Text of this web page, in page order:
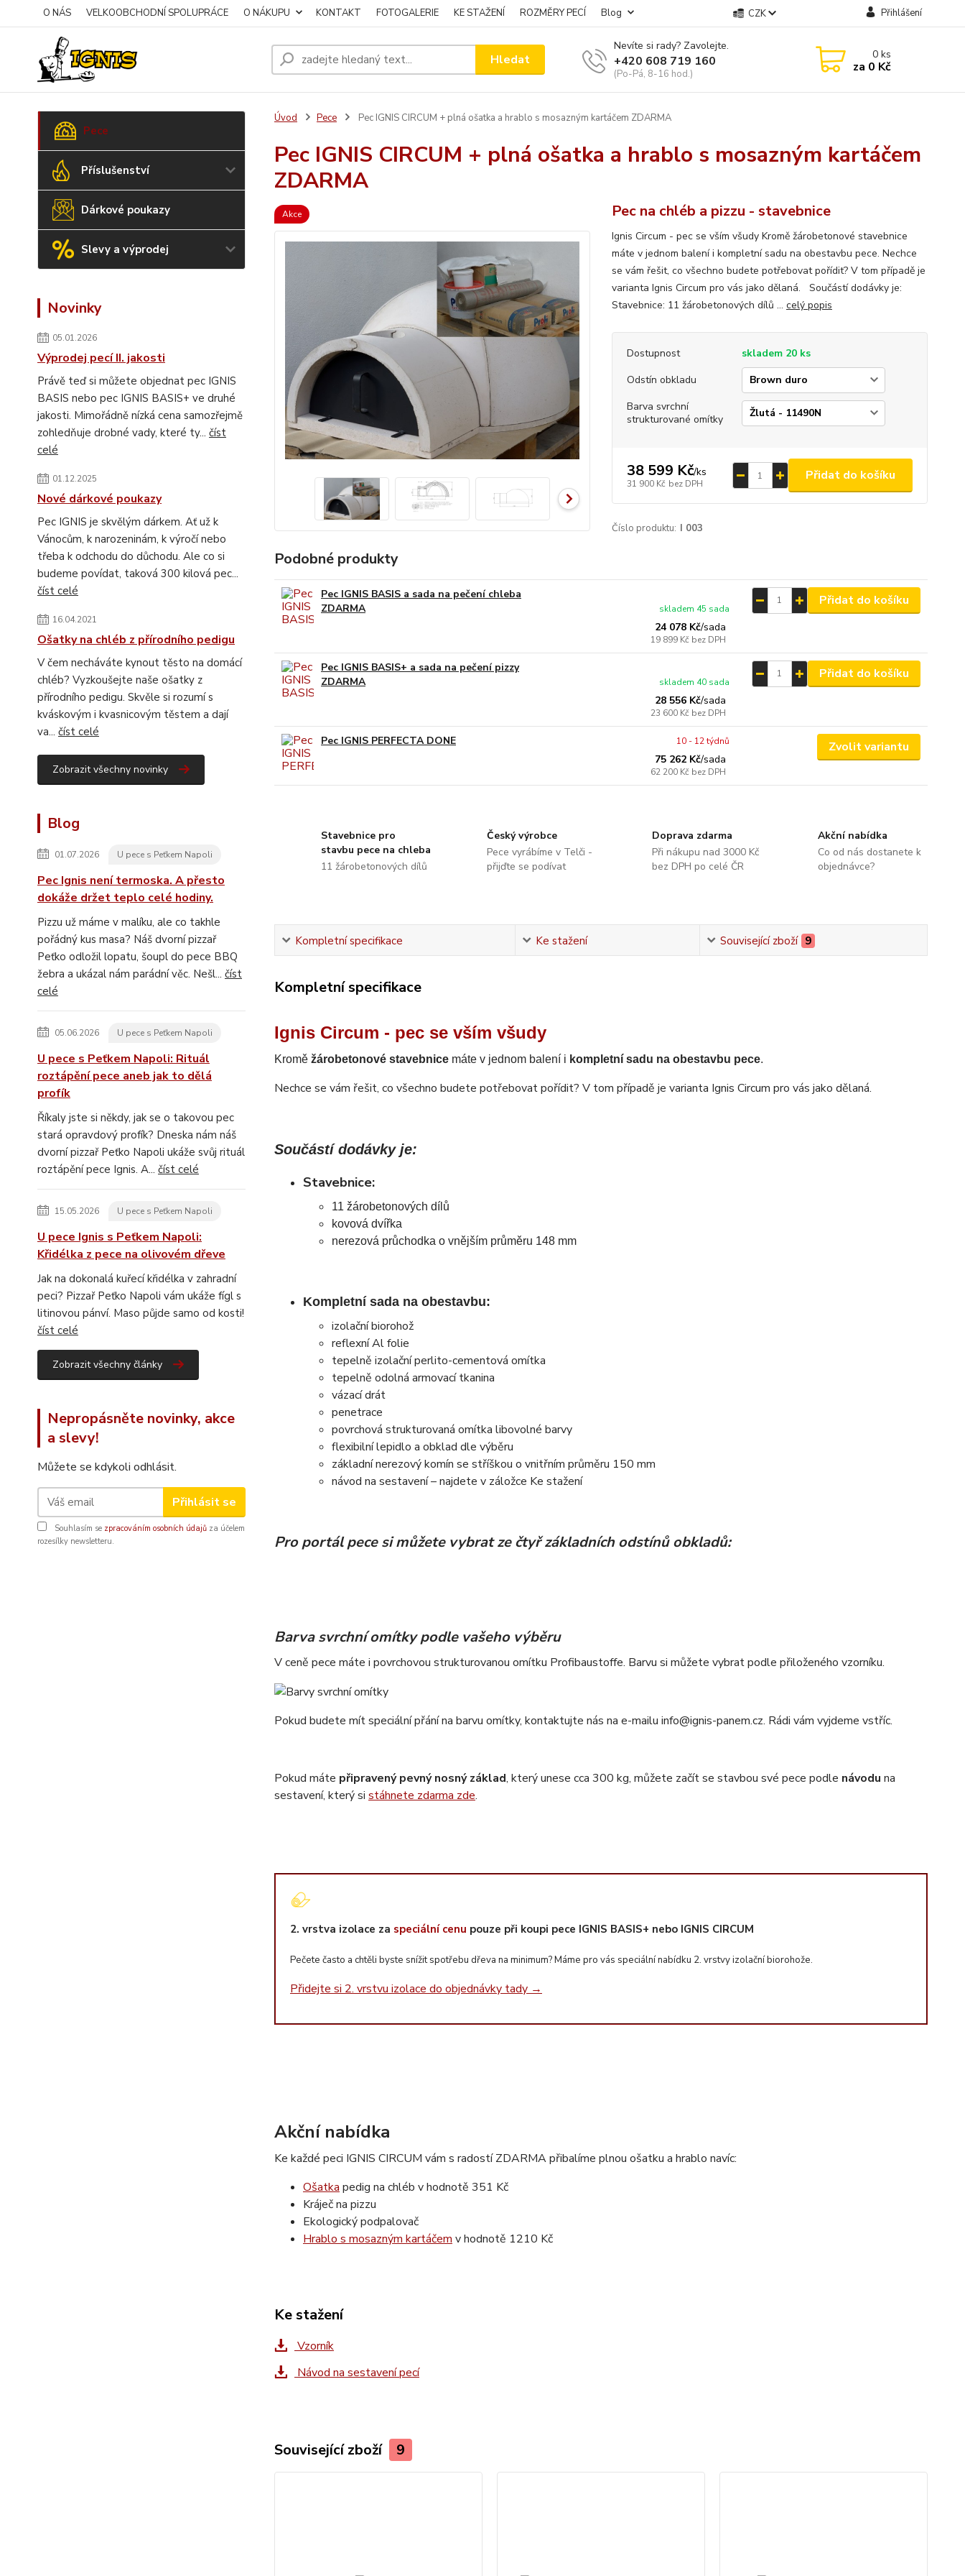
O NÁS VELKOOBCHODNÍ SPOLUPRÁCE O NÁKUPU KONTAKT FOTOGALERIE KE STAŽENÍ ROZMĚRY PECÍ Blog CZK Přihlášení
Hledat
Nevíte si rady? Zavolejte.
+420 608 719 160
(Po-Pá, 8-16 hod.)
0ks
za 0 Kč
Pece
Příslušenství
Dárkové poukazy
Slevy a výprodej
Novinky
05.01.2026
Výprodej pecí II. jakosti
Právě teď si můžete objednat pec IGNIS
BASIS nebo pec IGNIS BASIS+ ve druhé
jakosti. Mimořádně nízká cena samozřejmě
zohledňuje drobné vady, které ty... číst
celé
01.12.2025
Nové dárkové poukazy
Pec IGNIS je skvělým dárkem. Ať už k
Vánocům, k narozeninám, k výročí nebo
třeba k odchodu do důchodu. Ale co si
budeme povídat, taková 300 kilová pec...
číst celé
16.04.2021
Ošatky na chléb z přírodního pedigu
V čem necháváte kynout těsto na domácí
chléb? Vyzkoušejte naše ošatky z
přírodního pedigu. Skvěle si rozumí s
kváskovým i kvasnicovým těstem a dají
va... číst celé
Zobrazit všechny novinky
Blog
01.07.2026 U pece s Peťkem Napoli
Pec Ignis není termoska. A přesto
dokáže držet teplo celé hodiny.
Pizzu už máme v malíku, ale co takhle
pořádný kus masa? Náš dvorní pizzař
Peťko odložil lopatu, šoupl do pece BBQ
žebra a ukázal nám parádní věc. Nešl... číst
celé
05.06.2026 U pece s Peťkem Napoli
U pece s Peťkem Napoli: Rituál
roztápění pece aneb jak to dělá
profík
Říkaly jste si někdy, jak se o takovou pec
stará opravdový profík? Dneska nám náš
dvorní pizzař Peťko Napoli ukáže svůj rituál
roztápění pece Ignis. A... číst celé
15.05.2026 U pece s Peťkem Napoli
U pece Ignis s Peťkem Napoli:
Křidélka z pece na olivovém dřeve
Jak na dokonalá kuřecí křidélka v zahradní
peci? Pizzař Peťko Napoli vám ukáže fígl s
litinovou pánví. Maso půjde samo od kosti!
číst celé
Zobrazit všechny články
Nepropásněte novinky, akce
a slevy!
Můžete se kdykoli odhlásit.
Přihlásit se
Souhlasím se zpracováním osobních údajů za účelem
rozesílky newsletteru.
Úvod Pece Pec IGNIS CIRCUM + plná ošatka a hrablo s mosazným kartáčem ZDARMA
Pec IGNIS CIRCUM + plná ošatka a hrablo s mosazným kartáčem
ZDARMA
Akce Pec na chléb a pizzu - stavebnice
Ignis Circum - pec se vším všudy Kromě žárobetonové stavebnice
máte v jednom balení i kompletní sadu na obestavbu pece. Nechce
se vám řešit, co všechno budete potřebovat pořídit? V tom případě je
varianta Ignis Circum pro vás jako dělaná. Součástí dodávky je:
Stavebnice: 11 žárobetonových dílů ... celý popis
Dostupnost
skladem 20 ks
Odstín obkladu
Barva svrchní
strukturované omítky
38 599 Kč/ks
31 900 Kč bez DPH
Přidat do košíku
Číslo produktu: I 003
Podobné produkty
Pec IGNIS BASIS a sada na pečení chleba
ZDARMA
24 078 Kč/sada
19 899 Kč bez DPH
skladem 45 sada
Přidat do košíku
Pec IGNIS BASIS+ a sada na pečení pizzy
ZDARMA
28 556 Kč/sada
23 600 Kč bez DPH
skladem 40 sada
Přidat do košíku
Pec IGNIS PERFECTA DONE
75 262 Kč/sada
62 200 Kč bez DPH
10 - 12 týdnů Zvolit variantu
Stavebnice pro
stavbu pece na chleba
11 žárobetonových dílů
Český výrobce
Pece vyrábíme v Telči -
přijďte se podívat
Doprava zdarma
Při nákupu nad 3000 Kč
bez DPH po celé ČR
Akční nabídka
Co od nás dostanete k
objednávce?
Kompletní specifikace Ke stažení Související zboží 9
Kompletní specifikace
Ignis Circum - pec se vším všudy
Kromě žárobetonové stavebnicemáte v jednom balení i kompletní sadu na obestavbu pece.
Nechce se vám řešit, co všechno budete potřebovat pořídit? V tom případě je varianta Ignis Circum pro vás jako dělaná.
Součástí dodávky je:
Stavebnice:
11 žárobetonových dílů
kovová dvířka
nerezová průchodka o vnějším průměru 148 mm
Kompletní sada na obestavbu:
izolační biorohož
reflexní Al folie
tepelně izolační perlito-cementová omítka
tepelně odolná armovací tkanina
vázací drát
penetrace
povrchová strukturovaná omítka libovolné barvy
flexibilní lepidlo a obklad dle výběru
základní nerezový komín se stříškou o vnitřním průměru 150 mm
návod na sestavení – najdete v záložce Ke stažení
Pro portál pece si můžete vybrat ze čtyř základních odstínů obkladů:
Barva svrchní omítky podle vašeho výběru
V ceně pece máte i povrchovou strukturovanou omítku Profibaustoffe. Barvu si můžete vybrat podle přiloženého vzorníku.
Pokud budete mít speciální přání na barvu omítky, kontaktujte nás na e-mailu info@ignis-panem.cz. Rádi vám vyjdeme vstříc.
Pokud máte připravený pevný nosný základ, který unese cca 300 kg, můžete začít se stavbou své pece podle návodu na
sestavení, který si stáhnete zdarma zde.
2. vrstva izolace za speciální cenu pouze při koupi pece IGNIS BASIS+ nebo IGNIS CIRCUM
Pečete často a chtěli byste snížit spotřebu dřeva na minimum? Máme pro vás speciální nabídku 2. vrstvy izolační biorohože.
Přidejte si 2. vrstvu izolace do objednávky tady →
Akční nabídka
Ke každé peci IGNIS CIRCUM vám s radostí ZDARMA přibalíme plnou ošatku a hrablo navíc:
Ošatka pedig na chléb v hodnotě 351 Kč
Kráječ na pizzu
Ekologický podpalovač
Hrablo s mosazným kartáčem v hodnotě 1210 Kč
Ke stažení
Vzorník
Návod na sestavení pecí
Související zboží 9